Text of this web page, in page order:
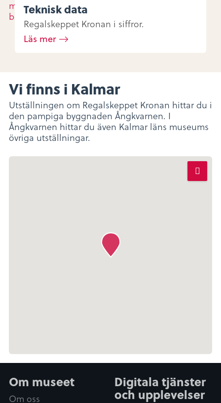
Teknisk data
Regalskeppet Kronan i siffror.
Läs mer
Vi finns i Kalmar
Utställningen om Regalskeppet Kronan hittar du i
den pampiga byggnaden Ångkvarnen. I
Ångkvarnen hittar du även Kalmar läns museums
övriga utställningar.
Om museet
Om oss
Digitala tjänster
och upplevelser